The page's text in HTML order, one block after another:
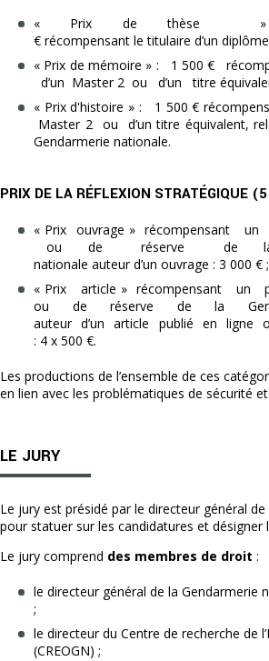
« Prix de thèse
€ récompensant le titulaire d’un
« Prix de mémoire » : 1 500 €
d’un Master 2 ou d’un titre
« Prix d'histoire » : 1 500 €
Master 2 ou d’un titre équivalent,
Gendarmerie nationale.
PRIX DE LA RÉFLEXION STRATÉGIQUE
« Prix ouvrage » récompensant un
ou de réserve de la
nationale auteur d’un ouvrage : 3 000 € ;
« Prix article » récompensant un
ou de réserve de la
auteur d’un article publié en ligne
: 4 x 500 €.
Les productions de l’ensemble de ces
en lien avec les problématiques de sécurité
LE JURY
Le jury est présidé par le directeur général
pour statuer sur les candidatures et désigner
Le jury comprend des membres de droit :
le directeur général de la Gendarmerie
;
le directeur du Centre de recherche de
(CREOGN) ;